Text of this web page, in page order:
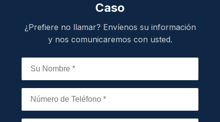
Caso
¿Prefiere no llamar? Envíenos su información
y nos comunicaremos con usted.